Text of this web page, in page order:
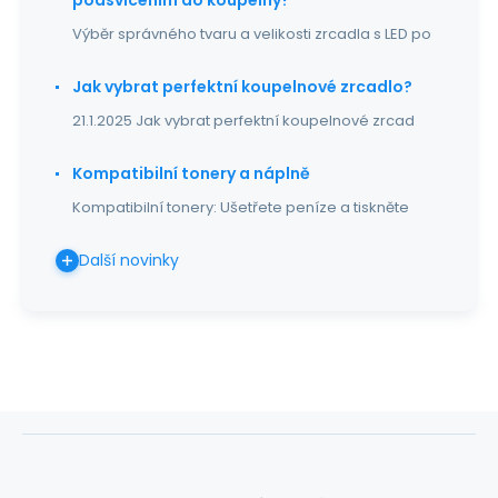
Výběr správného tvaru a velikosti zrcadla s LED po
Jak vybrat perfektní koupelnové zrcadlo?
21.1.2025 Jak vybrat perfektní koupelnové zrcad
Kompatibilní tonery a náplně
Kompatibilní tonery: Ušetřete peníze a tiskněte
Další novinky